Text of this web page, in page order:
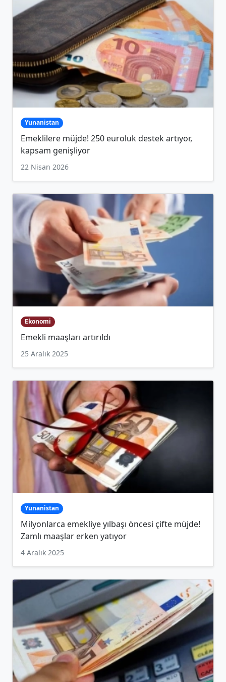
Yunanistan
Emeklilere müjde! 250 euroluk destek artıyor,
kapsam genişliyor
22 Nisan 2026
Ekonomi
Emekli maaşları artırıldı
25 Aralık 2025
Yunanistan
Milyonlarca emekliye yılbaşı öncesi çifte müjde!
Zamlı maaşlar erken yatıyor
4 Aralık 2025